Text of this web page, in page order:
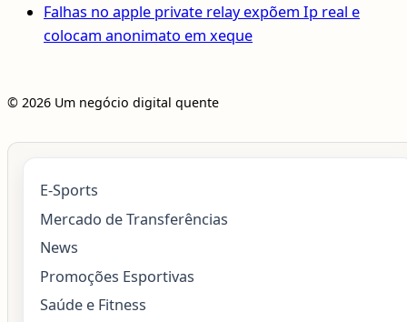
Falhas no apple private relay expõem Ip real e
colocam anonimato em xeque
© 2026 Um negócio digital quente
E-Sports
Mercado de Transferências
News
Promoções Esportivas
Saúde e Fitness